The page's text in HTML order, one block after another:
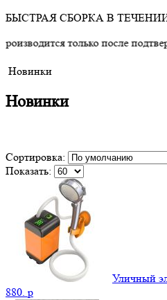
БЫСТРАЯ СБОРКА В
только после подтверждения
Новинки
Новинки
Сортировка:
Показать:
Уличный
880. p